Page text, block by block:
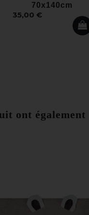
70x140cm
35,00 €
ont également